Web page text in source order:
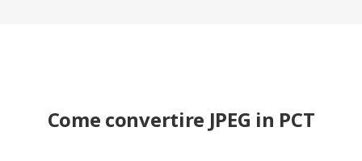
Come convertire JPEG in PCT